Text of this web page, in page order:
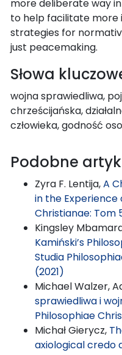
more deliberate way
to help facilitate more
strategies for
just peacemaking.
Słowa
wojna sprawiedliwa,
chrześcijańska,
człowieka, godność
Podobne
Zyra F. Lentija,A
in the Experience
Christianae: Tom
Kingsley
Kamiński’s
Studia
(2021)
Michael Walzer,
sprawiedliwa i
Philosophiae
Michał Gierycz,
axiological credo